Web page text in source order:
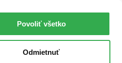
Povoliť všetko
Odmietnuť